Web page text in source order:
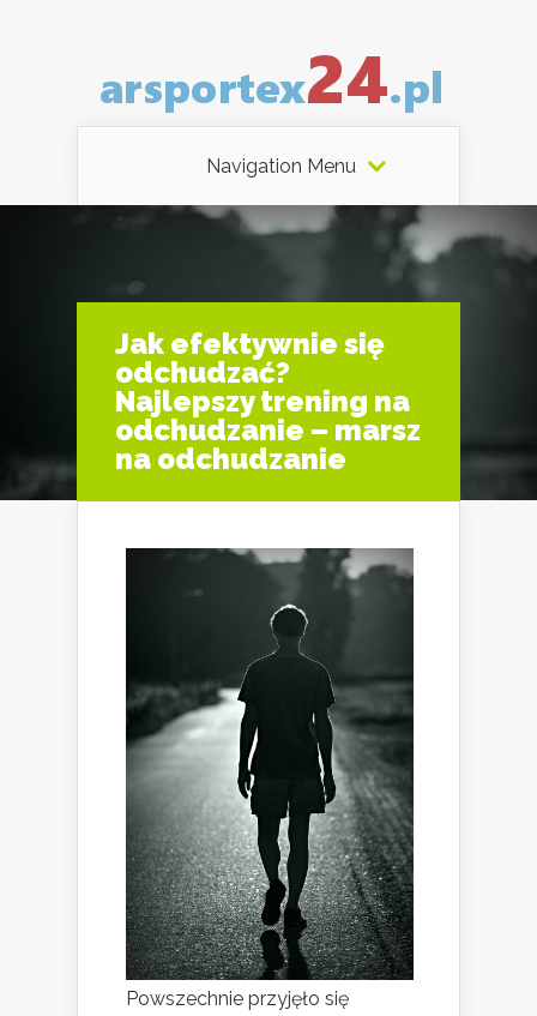
Navigation Menu
Jak efektywnie się
odchudzać?
Najlepszy trening na
odchudzanie – marsz
na odchudzanie
Powszechnie przyjęło się